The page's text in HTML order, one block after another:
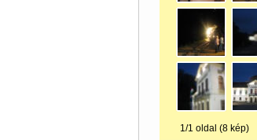
1/1 oldal (8 kép)